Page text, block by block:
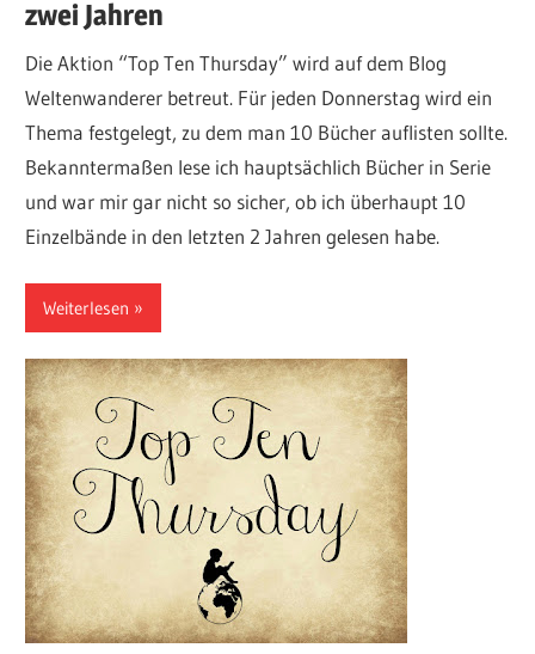
zwei Jahren
Die Aktion “Top Ten Thursday” wird auf dem Blog
Weltenwanderer betreut. Für jeden Donnerstag wird ein
Thema festgelegt, zu dem man 10 Bücher auflisten sollte.
Bekanntermaßen lese ich hauptsächlich Bücher in Serie
und war mir gar nicht so sicher, ob ich überhaupt 10
Einzelbände in den letzten 2 Jahren gelesen habe.
Weiterlesen